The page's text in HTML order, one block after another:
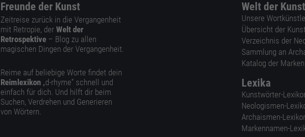
Freunde der Kunst
Zeitreise zurück in die Vergangenheit
mit Retropie, der Welt der
Retrospektive – Blog zu allen
magischen Dingen der Vergangenheit.
Reime auf beliebige Worte findet dein
Reimlexikon „d-rhyme” schnell und
einfach für dich. Und hilft dir beim
Suchen, Verdrehen und Generieren
von Wörtern.
Welt der
Unsere
Übersicht der
Verzeichnis der
Sammlung an
Katalog der
Lexika
Kunstwörter-
Neologismen-
Archaismen-
Markennamen-